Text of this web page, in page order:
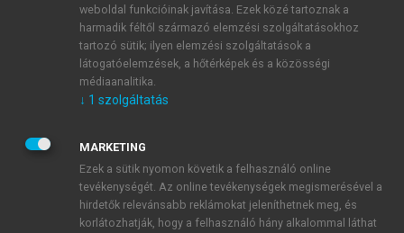
E-MAIL-CÍM
JELSZÓ
JELSZÓ ÚJRA
weboldal funkcióinak javítása. Ezek közé tartoznak a
harmadik féltől származó elemzési szolgáltatásokhoz
tartozó sütik; ilyen elemzési szolgáltatások a
látogatóelemzések, a hőtérképek és a közösségi
médiaanalitika.
↓ 1 szolgáltatás
MARKETING
Ezek a sütik nyomon követik a felhasználó online
tevékenységét. Az online tevékenységek megismerésével a
hirdetők relevánsabb reklámokat jeleníthetnek meg, és
korlátozhatják, hogy a felhasználó hány alkalommal láthat